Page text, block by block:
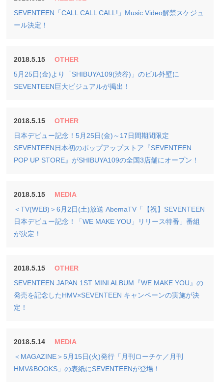
SEVENTEEN「CALL CALL CALL!」Music Video解禁スケジュ
ール決定！
2018.5.15
OTHER
5月25日(金)より「SHIBUYA109(渋谷)」のビル外壁に
SEVENTEEN巨大ビジュアルが掲出！
2018.5.15
OTHER
日本デビュー記念！5月25日(金)～17日間期間限定
SEVENTEEN日本初のポップアップストア『SEVENTEEN
POP UP STORE』がSHIBUYA109の全国3店舗にオープン！
2018.5.15
MEDIA
＜TV(WEB)＞6月2日(土)放送 AbemaTV「【祝】SEVENTEEN
日本デビュー記念！「WE MAKE YOU」リリース特番」番組
が決定！
2018.5.15
OTHER
SEVENTEEN JAPAN 1ST MINI ALBUM『WE MAKE YOU』の
発売を記念したHMV×SEVENTEEN キャンペーンの実施が決
定！
2018.5.14
MEDIA
＜MAGAZINE＞5月15日(火)発行「月刊ローチケ／月刊
HMV&BOOKS」の表紙にSEVENTEENが登場！